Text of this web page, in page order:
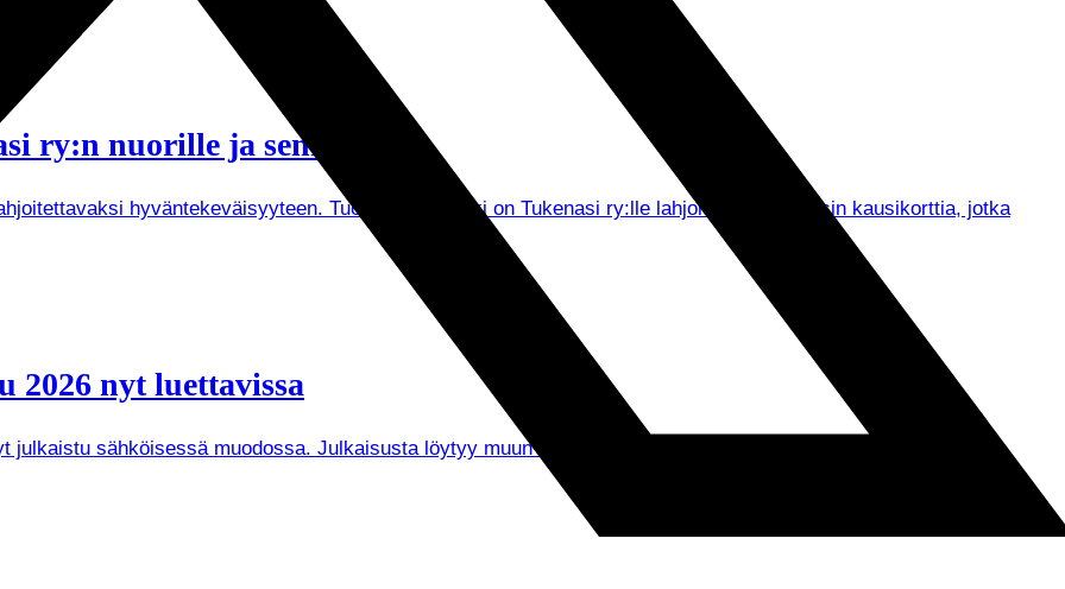
ry:n nuorille ja senioreille
hyväntekeväisyyteen. Tuorein esimerkki on Tukenasi ry:lle lahjoitetut viisi Tepsin kausikorttia, jotka
nyt luettavissa
sähköisessä muodossa. Julkaisusta löytyy muun muassa seurajohdon tervehdykset ja ennen kaikkea